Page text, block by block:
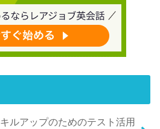
ルアップのためのテスト活用